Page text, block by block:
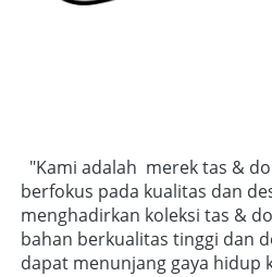
berfokus pada kualitas dan
menghadirkan koleksi tas &
bahan berkualitas tinggi dan
dapat menunjang gaya hidup